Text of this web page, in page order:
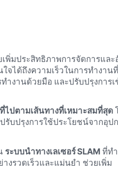
เพิ่มประสิทธิภาพการจัดการและ
จได้ถึงความเร็วในการทำงานที่
ำงานด้วยมือ และปรับปรุงการ
ไปตามเส้นทางที่เหมาะสมที่สุด
รับปรุงการใช้ประโยชน์จากอุป
ระบบนำทางเลเซอร์ SLAM ที่ท
งรวดเร็วและแม่นยำ ช่วยเพิ่ม